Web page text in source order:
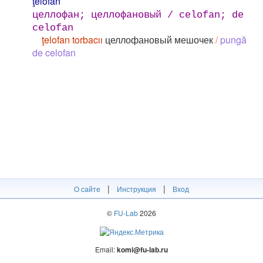
целлофан; целлофановый / celofan; de
celofan
ţelofan torbacıı целлофановый мешочек/ pungă
de celofan
О сайте | Инструкция | Вход
© FU-Lab2026
Email:komi@fu-lab.ru